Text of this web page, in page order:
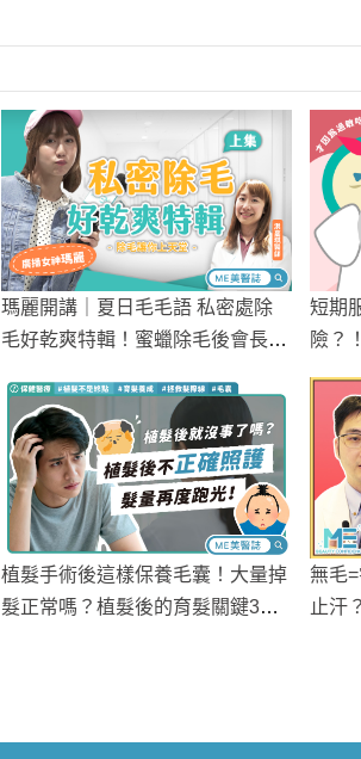
瑪麗開講｜夏日毛毛語 私密處除
毛好乾爽特輯！蜜蠟除毛後會長痘
短期
險？
植髮手術後這樣保養毛囊！大量掉
髮正常嗎？植髮後的育髮關鍵3階
無毛
止汗